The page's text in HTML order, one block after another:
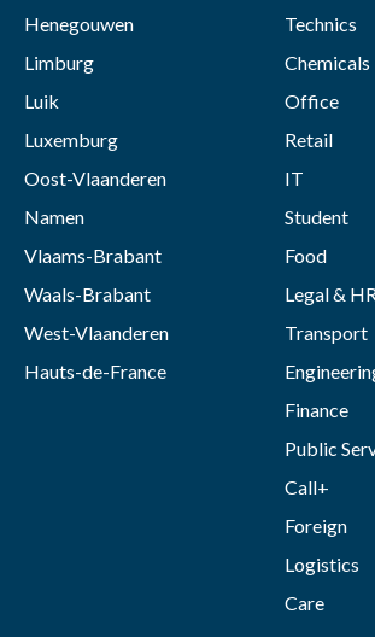
Henegouwen
Limburg
Luik
Luxemburg
Oost-Vlaanderen
Namen
Vlaams-Brabant
Waals-Brabant
West-Vlaanderen
Hauts-de-France
Technics
Chemicals
Office
Retail
IT
Student
Food
Legal & HR
Transport
Finance
Public
Call+
Foreign
Logistics
Care